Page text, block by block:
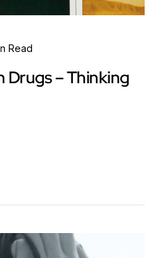
Read
Drugs – Thinking